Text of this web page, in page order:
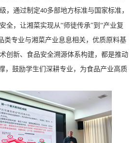
，通过制定40多部地方标准与国家标准，
全，让湘菜实现从“师徒传承”到“产业复
类专业与湘菜产业息息相关，优质原料基
创新、食品安全溯源体系构建，都是推动
，鼓励学生们深耕专业，为食品产业高质